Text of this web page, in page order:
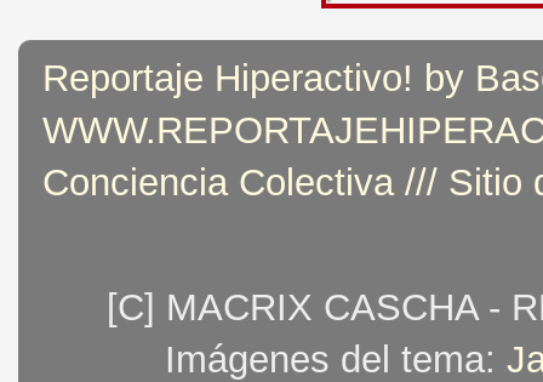
Reportaje Hiperactivo! by
Conciencia Colectiva /// Sitio
[C] MACRIX CASCHA -
Imágenes del tema: